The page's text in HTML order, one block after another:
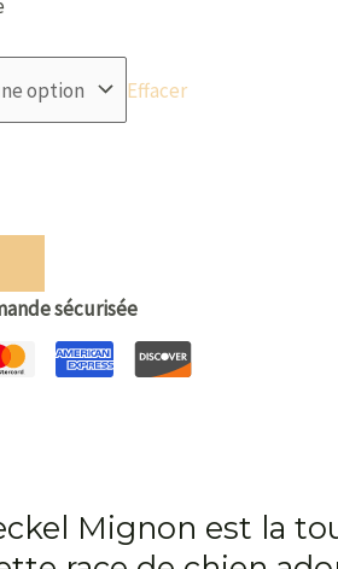
Effacer
sécurisée
Mignon est la